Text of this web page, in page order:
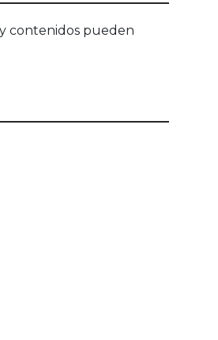
contenidos pueden